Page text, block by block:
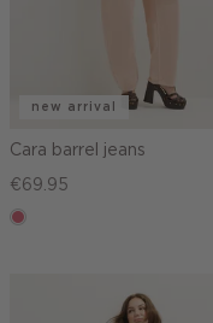
new arrival
Cara barrel jeans
€69.95
rose,